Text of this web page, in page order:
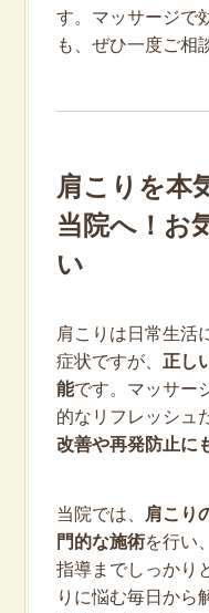
す。マッサージで
も、ぜひ一度ご相
肩こりを本
当院へ！お
い
肩こりは日常生活
症状ですが、 正し
能です。マッサー
的なリフレッシュ
改善や再発防止に
当院では、
肩こり
門的な施術を行い
指導までしっかり
りに悩む毎日から